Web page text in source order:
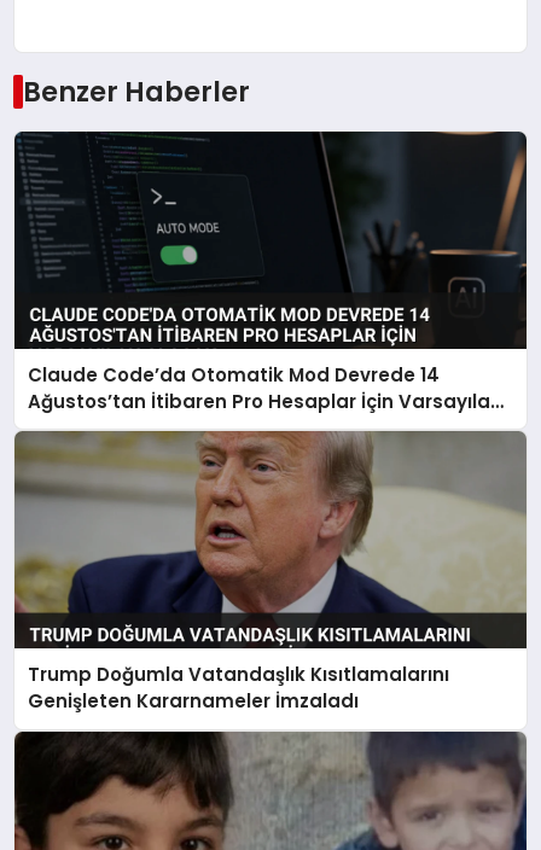
Benzer Haberler
Claude Code’da Otomatik Mod Devrede 14
Ağustos’tan İtibaren Pro Hesaplar İçin Varsayılan
Olacak
Trump Doğumla Vatandaşlık Kısıtlamalarını
Genişleten Kararnameler İmzaladı